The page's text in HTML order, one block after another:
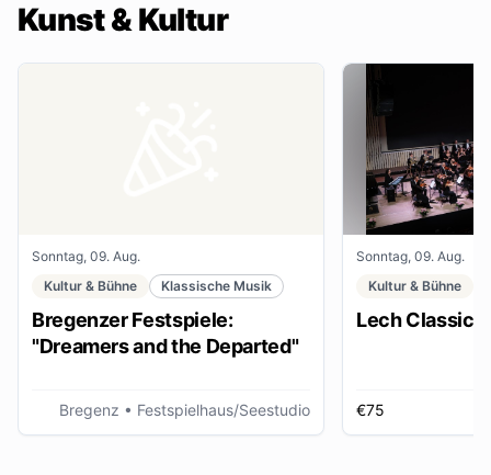
Kunst & Kultur
Sonntag, 09. Aug.
Kultur & Bühne
Klassische Musik
Bregenzer Festspiele:
"Dreamers and the Departed"
Bregenz • Festspielhaus/Seestudio
Sonntag, 09. Aug.
Kultur & Bühne
Lech Classic
€75